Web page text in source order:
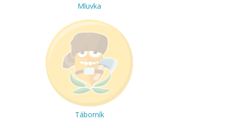
Mluvka
Táborník